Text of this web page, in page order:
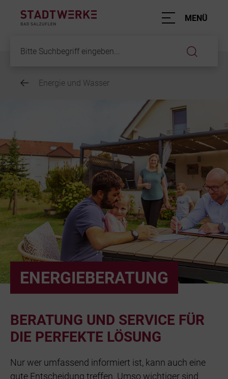
Hauptnavigation
MENÜ
Energie und Wasser
ENERGIEBERATUNG
BERATUNG UND SERVICE FÜR
DIE PERFEKTE LÖSUNG
Nur wer umfassend informiert ist, kann auch eine
gute Entscheidung treffen. Umso wichtiger sind
Energie und
Mobilität
ParkRaum
Bäder
Beruf &